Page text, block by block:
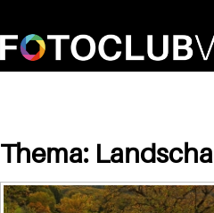
Thema: